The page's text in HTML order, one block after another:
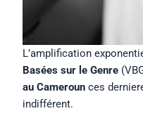
L’amplification
Basées sur le Genre
au Cameroun ces
indifférent.